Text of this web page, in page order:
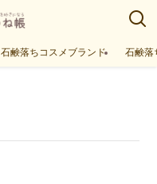
石鹸落ちコスメブランド 石鹸落